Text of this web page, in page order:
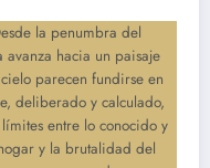
la penumbra del
hacia un paisaje
parecen fundirse en
deliberado y calculado,
entre lo conocido y
y la brutalidad del